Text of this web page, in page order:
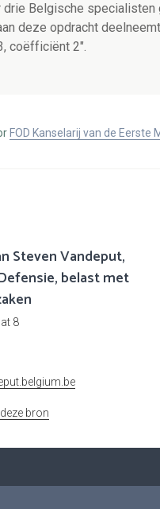
Belgische specialisten
deze opdracht
coëfficiënt 2".
FOD Kanselarij van de
Steven Vandeput,
belast met
8
bron